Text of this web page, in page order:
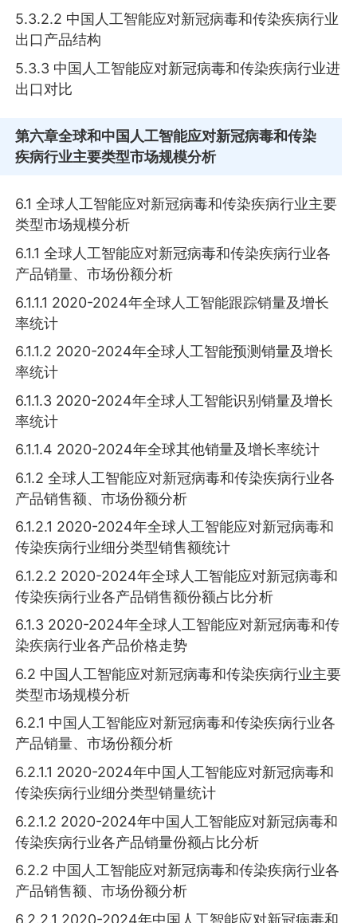
5.3.2.2 中国人工智能应对新冠病毒和传染疾病行业
出口产品结构
5.3.3 中国人工智能应对新冠病毒和传染疾病行业进
出口对比
第六章全球和中国人工智能应对新冠病毒和传染
疾病行业主要类型市场规模分析
6.1 全球人工智能应对新冠病毒和传染疾病行业主要
类型市场规模分析
6.1.1 全球人工智能应对新冠病毒和传染疾病行业各
产品销量、市场份额分析
6.1.1.1 2020-2024年全球人工智能跟踪销量及增长
率统计
6.1.1.2 2020-2024年全球人工智能预测销量及增长
率统计
6.1.1.3 2020-2024年全球人工智能识别销量及增长
率统计
6.1.1.4 2020-2024年全球其他销量及增长率统计
6.1.2 全球人工智能应对新冠病毒和传染疾病行业各
产品销售额、市场份额分析
6.1.2.1 2020-2024年全球人工智能应对新冠病毒和
传染疾病行业细分类型销售额统计
6.1.2.2 2020-2024年全球人工智能应对新冠病毒和
传染疾病行业各产品销售额份额占比分析
6.1.3 2020-2024年全球人工智能应对新冠病毒和传
染疾病行业各产品价格走势
6.2 中国人工智能应对新冠病毒和传染疾病行业主要
类型市场规模分析
6.2.1 中国人工智能应对新冠病毒和传染疾病行业各
产品销量、市场份额分析
6.2.1.1 2020-2024年中国人工智能应对新冠病毒和
传染疾病行业细分类型销量统计
6.2.1.2 2020-2024年中国人工智能应对新冠病毒和
传染疾病行业各产品销量份额占比分析
6.2.2 中国人工智能应对新冠病毒和传染疾病行业各
产品销售额、市场份额分析
6.2.2.1 2020-2024年中国人工智能应对新冠病毒和